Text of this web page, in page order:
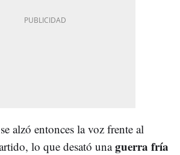
alzó entonces la voz frente al
lo que desató unaguerra fría